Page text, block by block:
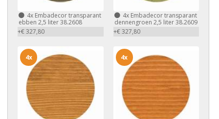
4x Embadecor transparant
ebben 2,5 liter 38.2608
+€ 327,80
4xEmbadecor transparant
dennengroen 2,5 liter 38.2609
+€ 327,80
4x 4x